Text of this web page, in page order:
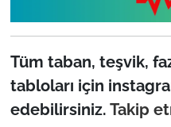
Tüm taban, teşvik,
tabloları için
edebilirsiniz. Takip